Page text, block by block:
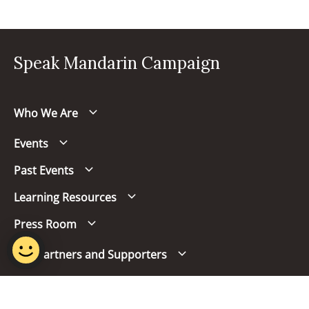
Speak Mandarin Campaign
Who We Are
Events
Past Events
Learning Resources
Press Room
Our Partners and Supporters